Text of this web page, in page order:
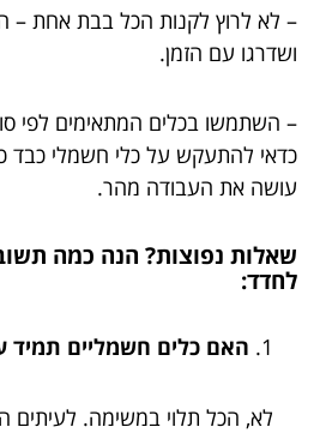
– לא לרוץ לקנות הכל בבת אחת –
ושדרגו עם הזמן.
– השתמשו בכלים המתאימים לפי
כדאי להתעקש על כלי חשמלי כבד
עושה את העבודה מהר.
שאלות נפוצות? הנה כמה
לחדד:
האם כלים חשמליים תמיד
לא, הכל תלוי במשימה. לעיתים